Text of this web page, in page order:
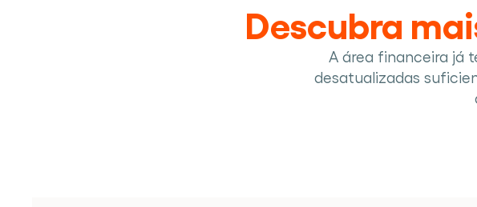
Descubra
A área financeira já
desatualizadas